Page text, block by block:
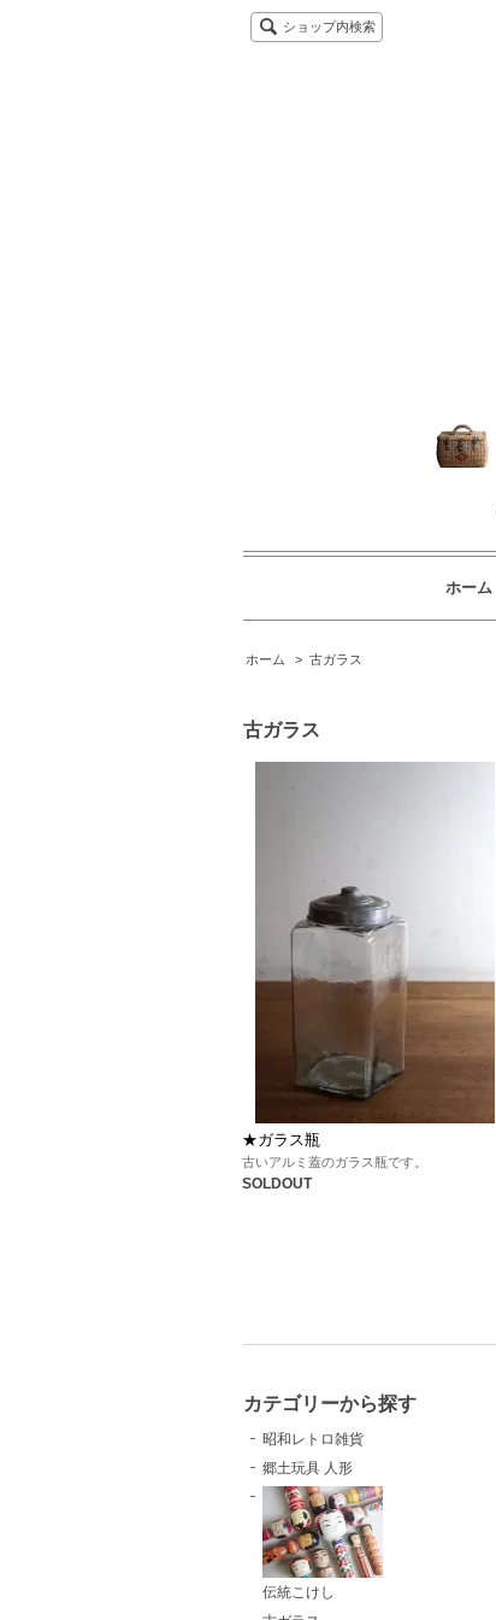
ショップ内検索
ホーム
ホーム > 古ガラス
古ガラス
★ガラス瓶
古いアルミ蓋のガラス瓶です。
SOLDOUT
カテゴリーから探す
昭和レトロ雑貨
郷土玩具 人形
伝統こけし